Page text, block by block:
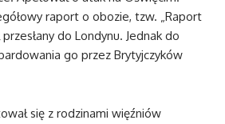
raport o obozie, tzw. „Raport
do Londynu. Jednak do
go przez Brytyjczyków
się z rodzinami więźniów